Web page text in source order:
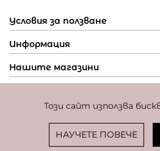
Този сайт използва
НАУЧЕТЕ ПОВЕЧЕ
Условия за ползване
Информация
Нашите магазини
Фиксиран курс за превалутиране: 1